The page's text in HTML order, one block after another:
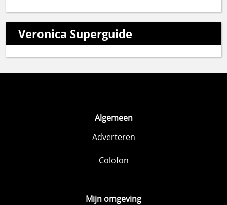
Veronica Superguide
Algemeen
Adverteren
Colofon
Mijn omgeving